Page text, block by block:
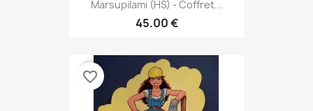
Marsupilami (HS) - Coffret...
45.00 €
favorite_border